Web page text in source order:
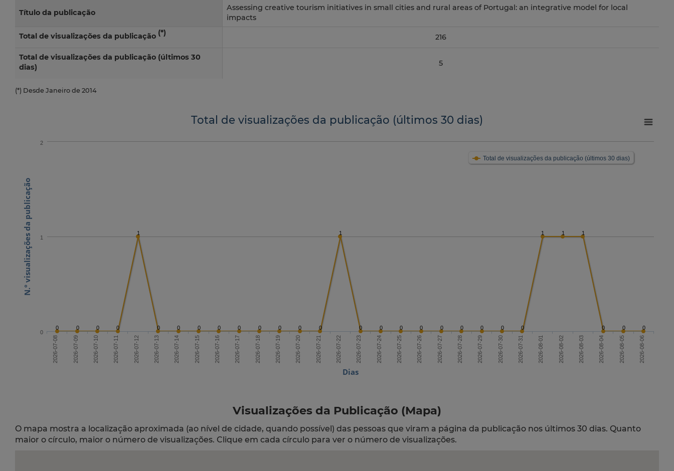
Título da publicação
Assessing creative tourism initiatives in small cities and rural areas of Portugal: an integrative model for local
impacts
Total de visualizações da publicação (*)
216
Total de visualizações da publicação (últimos 30
dias)
5
(*) Desde Janeiro de 2014
Dias
N.º visualizações da publicação
Total de visualizações da publicação (últimos 30 dias)
0 0 0 0
1
0 0 0 0 0 0 0 0 0
1
0 0 0 0 0 0 0 0 0
1 1 1
0 0 0
Total de visualizações da publicação (últimos 30 dias)
2026-07-08 2026-07-09 2026-07-10 2026-07-11 2026-07-12 2026-07-13 2026-07-14 2026-07-15 2026-07-16 2026-07-17 2026-07-18 2026-07-19 2026-07-20 2026-07-21 2026-07-22 2026-07-23 2026-07-24 2026-07-25 2026-07-26 2026-07-27 2026-07-28 2026-07-29 2026-07-30 2026-07-31 2026-08-01 2026-08-02 2026-08-03 2026-08-04 2026-08-05 2026-08-06
0
1
2
Visualizações da Publicação (Mapa)
O mapa mostra a localização aproximada (ao nível de cidade, quando possível) das pessoas que viram a página da publicação nos últimos 30 dias. Quanto
maior o círculo, maior o número de visualizações. Clique em cada círculo para ver o número de visualizações.